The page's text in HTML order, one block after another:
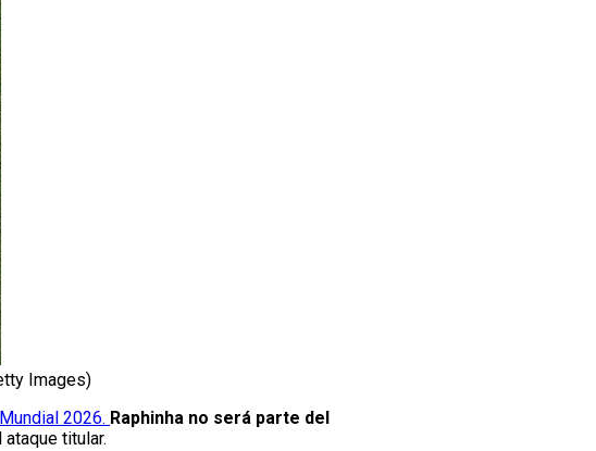
Images)
Mundial 2026. Raphinha no será parte del
titular.